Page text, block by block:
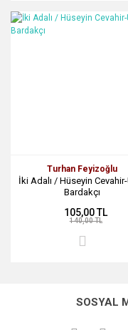
Turhan Feyizoğlu
İki Adalı / Hüseyin
Bardakçı
105,00 TL
140,00 TL
SOSYAL